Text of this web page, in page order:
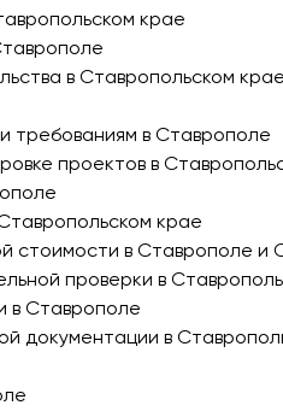
крае
в Ставропольском крае
требованиям в Ставрополе
проектов в
крае
стоимости в Ставрополе и
проверки в
в Ставрополе
документации в